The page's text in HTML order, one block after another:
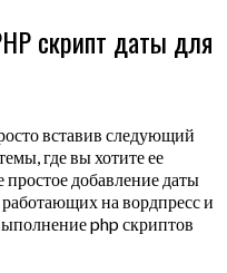
скрипт даты для
вставив следующий
где вы хотите ее
простое добавление даты
на вордпресс и
php скриптов